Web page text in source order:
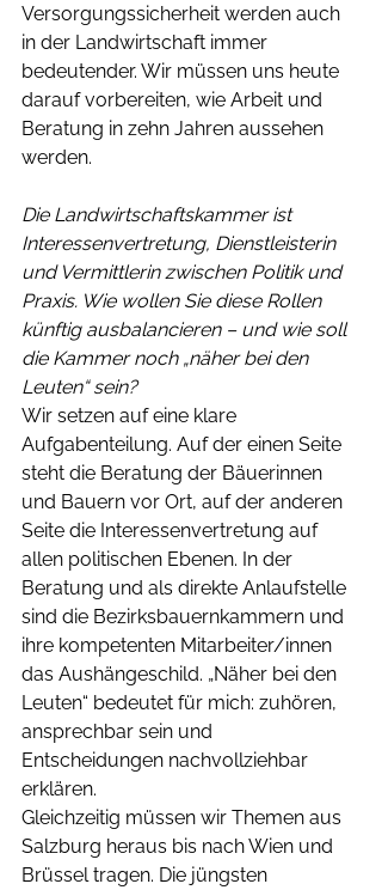
Versorgungssicherheit werden auch
in der Landwirtschaft immer
bedeutender. Wir müssen uns heute
darauf vorbereiten, wie Arbeit und
Beratung in zehn Jahren aussehen
werden.
Die Landwirtschaftskammer ist
Interessenvertretung, Dienstleisterin
und Vermittlerin zwischen Politik und
Praxis. Wie wollen Sie diese Rollen
künftig ausbalancieren – und wie soll
die Kammer noch „näher bei den
Leuten“ sein?
Wir setzen auf eine klare
Aufgabenteilung. Auf der einen Seite
steht die Beratung der Bäuerinnen
und Bauern vor Ort, auf der anderen
Seite die Interessenvertretung auf
allen politischen Ebenen. In der
Beratung und als direkte Anlaufstelle
sind die Bezirksbauernkammern und
ihre kompetenten Mitarbeiter/innen
das Aushängeschild. „Näher bei den
Leuten“ bedeutet für mich: zuhören,
ansprechbar sein und
Entscheidungen nachvollziehbar
erklären.
Gleichzeitig müssen wir Themen aus
Salzburg heraus bis nach Wien und
Brüssel tragen. Die jüngsten